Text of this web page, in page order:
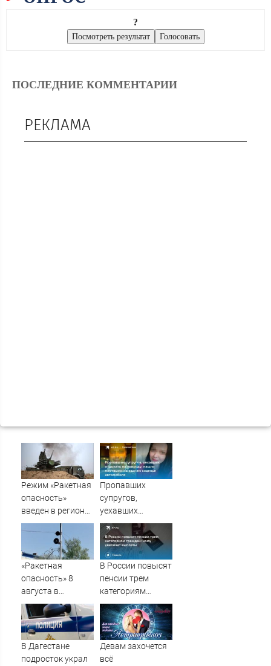
?
ПОСЛЕДНИЕ КОММЕНТАРИИ
РЕКЛАМА
Режим «Ракетная
опасность»
введен в регионах
Поволжья
Пропавших
супругов,
уехавших
отдыхать на
природу, нашли
мертвыми на
заднем сиденье
«Ракетная
опасность» 8
августа в
Пензенской
области: все, что
известно сейчас
В России повысят
пенсии трем
категориям
граждан: кому
увеличат
выплаты
В Дагестане
подросток украл
Девам захочется
всё